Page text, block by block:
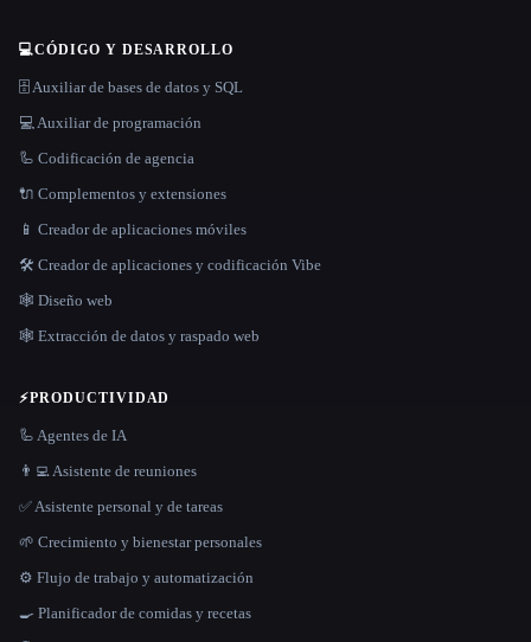
💻CÓDIGO Y DESARROLLO
🗄️ Auxiliar de bases de datos y SQL
💻 Auxiliar de programación
🦾 Codificación de agencia
🔌 Complementos y extensiones
📱 Creador de aplicaciones móviles
🛠️ Creador de aplicaciones y codificación Vibe
🕸 Diseño web
🕸️ Extracción de datos y raspado web
⚡PRODUCTIVIDAD
🦾 Agentes de IA
👨‍💻 Asistente de reuniones
✅ Asistente personal y de tareas
🌱 Crecimiento y bienestar personales
⚙️ Flujo de trabajo y automatización
🍳 Planificador de comidas y recetas